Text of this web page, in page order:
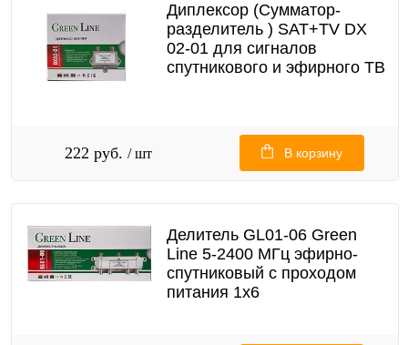
Диплексор (Сумматор-
разделитель ) SAT+TV DX
02-01 для сигналов
спутникового и эфирного ТВ
222 руб. / шт В корзину
Делитель GL01-06 Green
Line 5-2400 МГц эфирно-
спутниковый с проходом
питания 1х6